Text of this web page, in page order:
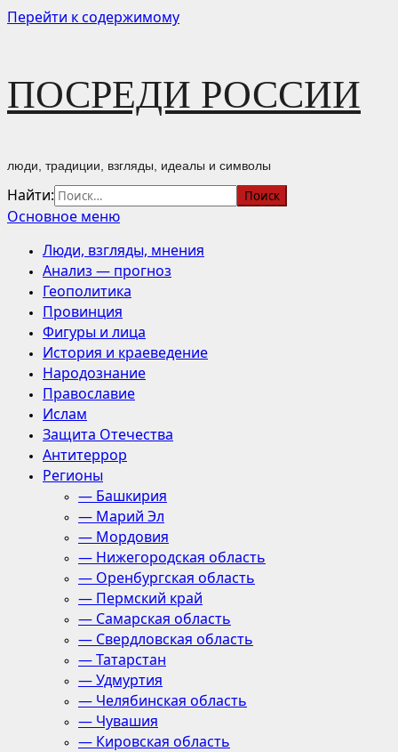
Перейти к содержимому
ПОСРЕДИ РОССИИ
люди, традиции, взгляды, идеалы и символы
Найти:
Основное меню
Люди, взгляды, мнения
Анализ — прогноз
Геополитика
Провинция
Фигуры и лица
История и краеведение
Народознание
Православие
Ислам
Защита Отечества
Антитеррор
Регионы
— Башкирия
— Марий Эл
— Мордовия
— Нижегородская область
— Оренбургская область
— Пермский край
— Самарская область
— Свердловская область
— Татарстан
— Удмуртия
— Челябинская область
— Чувашия
— Кировская область